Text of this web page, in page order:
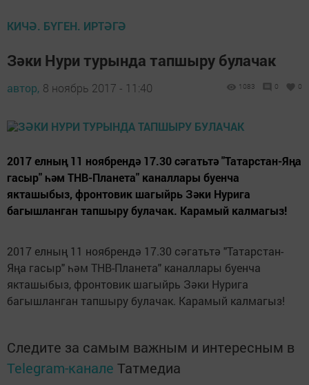
КИЧӘ. БҮГЕН. ИРТӘГӘ
Зәки Нури турында тапшыру булачак
автор, 8 ноябрь 2017 - 11:40 1083 0 0
2017 елның 11 ноябрендә 17.30 сәгатьтә "Татарстан-Яңа
гасыр" һәм ТНВ-Планета" каналлары буенча
якташыбыз, фронтовик шагыйрь Зәки Нурига
багышланган тапшыру булачак. Карамый калмагыз!
2017 елның 11 ноябрендә 17.30 сәгатьтә "Татарстан-
Яңа гасыр" һәм ТНВ-Планета" каналлары буенча
якташыбыз, фронтовик шагыйрь Зәки Нурига
багышланган тапшыру булачак. Карамый калмагыз!
Следите за самым важным и интересным в
Telegram-канале Татмедиа